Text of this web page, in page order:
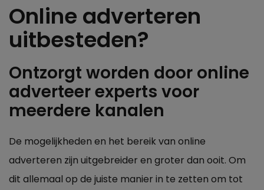
Online adverteren
uitbesteden?
Ontzorgt worden door online
adverteer experts voor
meerdere kanalen
De mogelijkheden en het bereik van online
adverteren zijn uitgebreider en groter dan ooit. Om
dit allemaal op de juiste manier in te zetten om tot